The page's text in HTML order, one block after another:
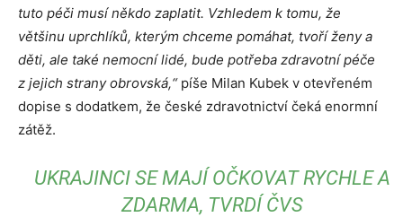
tuto péči musí někdo zaplatit. Vzhledem k tomu, že
většinu uprchlíků, kterým chceme pomáhat, tvoří ženy a
děti, ale také nemocní lidé, bude potřeba zdravotní péče
z jejich strany obrovská,“píše Milan Kubek v otevřeném
dopise s dodatkem, že české zdravotnictví čeká enormní
zátěž.
UKRAJINCI SE MAJÍ OČKOVAT RYCHLE A
ZDARMA, TVRDÍ ČVS